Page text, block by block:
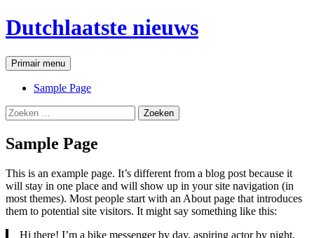
Ga
naar
inhoud
Dutchlaatste nieuws
Zoeken
Primair menu
Sample Page
Zoeken
naar:
Sample Page
This is an example page. It’s different from a blog post because it
will stay in one place and will show up in your site navigation (in
most themes). Most people start with an About page that introduces
them to potential site visitors. It might say something like this:
Hi there! I’m a bike messenger by day, aspiring actor by night,